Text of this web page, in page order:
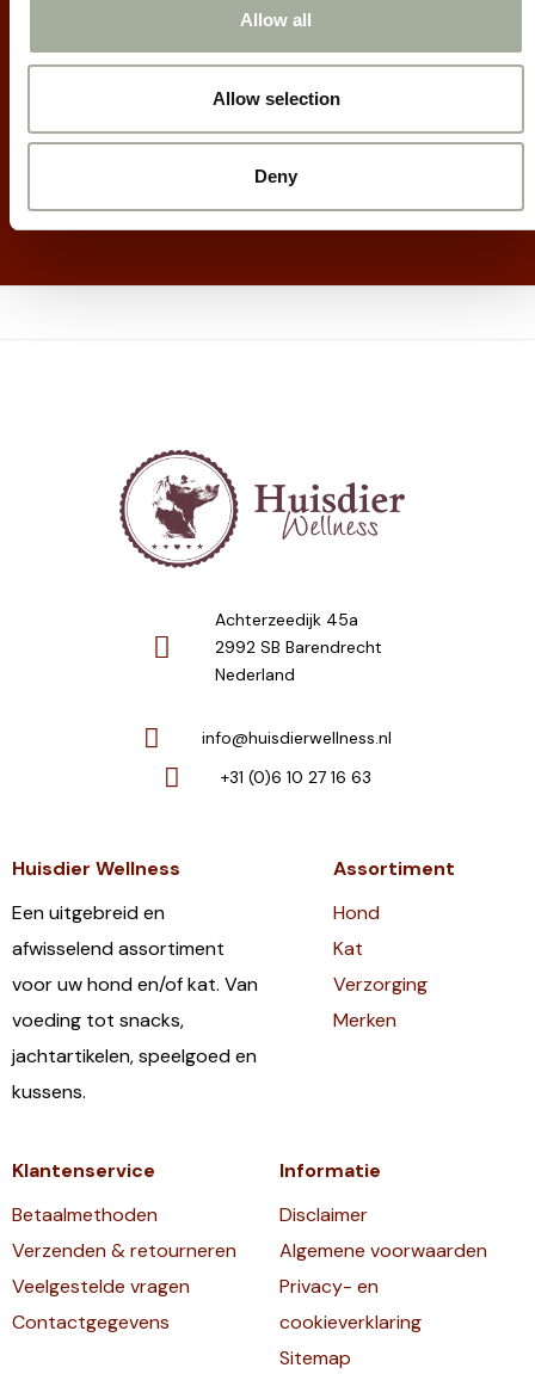
Allow all
Allow selection
Deny
Meld je aan voor onze nieuwsbrief:
Achterzeedijk 45a
2992 SB Barendrecht
Nederland
info@huisdierwellness.nl
+31 (0)6 10 27 16 63
Huisdier Wellness
Een uitgebreid en
afwisselend assortiment
voor uw hond en/of kat. Van
voeding tot snacks,
jachtartikelen, speelgoed en
kussens.
Assortiment
Hond
Kat
Verzorging
Merken
Klantenservice
Betaalmethoden
Verzenden & retourneren
Veelgestelde vragen
Contactgegevens
Informatie
Disclaimer
Algemene voorwaarden
Privacy- en
cookieverklaring
Sitemap